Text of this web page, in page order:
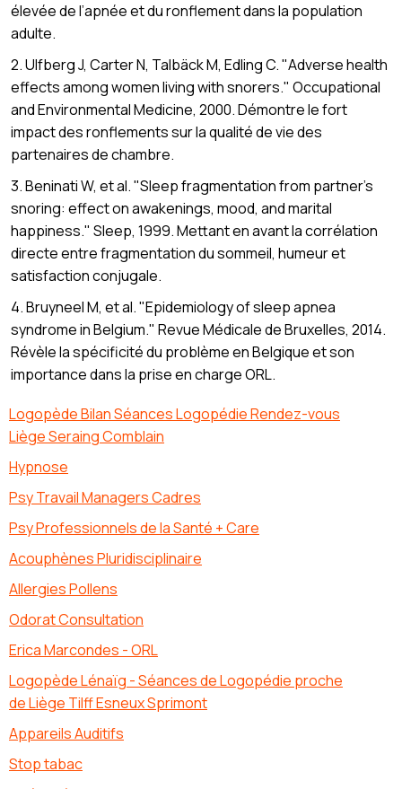
élevée de l’apnée et du ronflement dans la population
adulte.
2. Ulfberg J, Carter N, Talbäck M, Edling C. "Adverse health
effects among women living with snorers." Occupational
and Environmental Medicine, 2000. Démontre le fort
impact des ronflements sur la qualité de vie des
partenaires de chambre.
3. Beninati W, et al. "Sleep fragmentation from partner's
snoring: effect on awakenings, mood, and marital
happiness." Sleep, 1999. Mettant en avant la corrélation
directe entre fragmentation du sommeil, humeur et
satisfaction conjugale.
4. Bruyneel M, et al. "Epidemiology of sleep apnea
syndrome in Belgium." Revue Médicale de Bruxelles, 2014.
Révèle la spécificité du problème en Belgique et son
importance dans la prise en charge ORL.
Logopède Bilan Séances Logopédie Rendez-vous
Liège Seraing Comblain
Hypnose
Psy Travail Managers Cadres
Psy Professionnels de la Santé + Care
Acouphènes Pluridisciplinaire
Allergies Pollens
Odorat Consultation
Erica Marcondes - ORL
Logopède Lénaïg - Séances de Logopédie proche
de Liège Tilff Esneux Sprimont
Appareils Auditifs
Stop tabac